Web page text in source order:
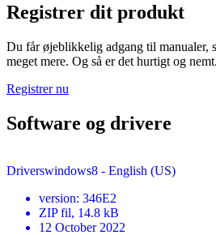
Registrer dit produkt
Du får øjeblikkelig adgang til manualer,
meget mere. Og så er det hurtigt og nemt.
Registrer nu
Software og drivere
Driverswindows8 - English (US)
version: 346E2
ZIP fil, 14.8 kB
12 October 2022